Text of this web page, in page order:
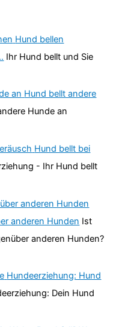
Hund bellen
Ihr Hund bellt und Sie
Hund bellt andere
Hunde an
Hund bellt bei
- Ihr Hund bellt
anderen Hunden Ist
anderen Hunden?
Hundeerziehung: Hund
Dein Hund